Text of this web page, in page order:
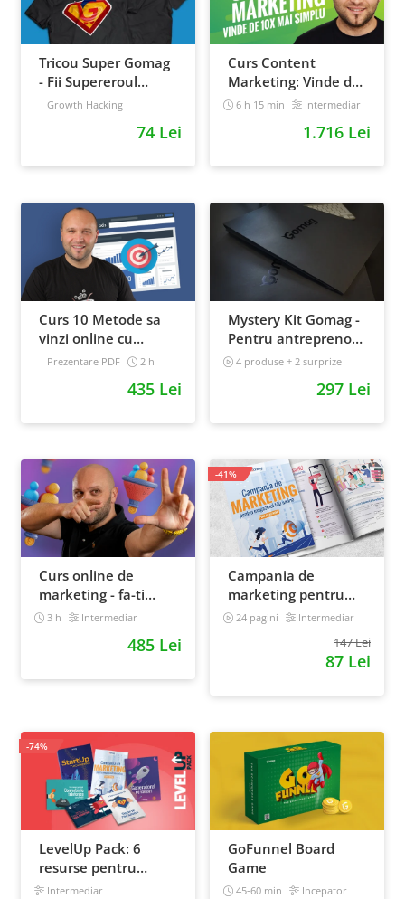
Tricou Super Gomag
- Fii Supereroul
Clientilor Tai
Growth Hacking
74 Lei
Curs Content
Marketing: Vinde de
10x mai simplu
6 h 15 min Intermediar
1.716 Lei
Curs 10 Metode sa
vinzi online cu
Facebook
Prezentare PDF
2 h
435 Lei
Mystery Kit Gomag -
Pentru antreprenorii
curajosi - digital
4 produse + 2 surprize
297 Lei
Curs online de
marketing - fa-ti
propriul sales funnel
3 h Intermediar
485 Lei
Campania de
marketing pentru
magazinul tau
24 pagini Intermediar
147 Lei
87 Lei
-41%
LevelUp Pack: 6
resurse pentru
antreprenorii care
Intermediar
-74%
GoFunnel Board
Game
45-60 min Incepator